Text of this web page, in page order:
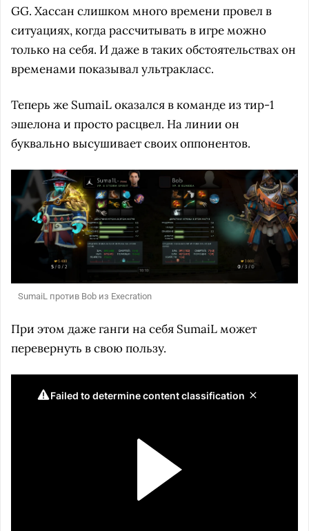
GG. Хассан слишком много времени провел в
ситуациях, когда рассчитывать в игре можно
только на себя. И даже в таких обстоятельствах он
временами показывал ультракласс.
Теперь же SumaiL оказался в команде из тир-1
эшелона и просто расцвел. На линии он
буквально высушивает своих оппонентов.
SumaiL против Bob из Execration
При этом даже ганги на себя SumaiL может
перевернуть в свою пользу.